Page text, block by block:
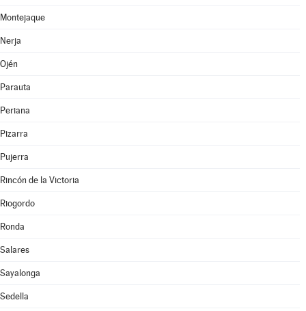
Montejaque
Nerja
Ojén
Parauta
Periana
Pizarra
Pujerra
Rincón de la Victoria
Riogordo
Ronda
Salares
Sayalonga
Sedella